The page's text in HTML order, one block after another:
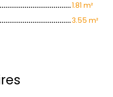
1.81 m²
3.55 m²